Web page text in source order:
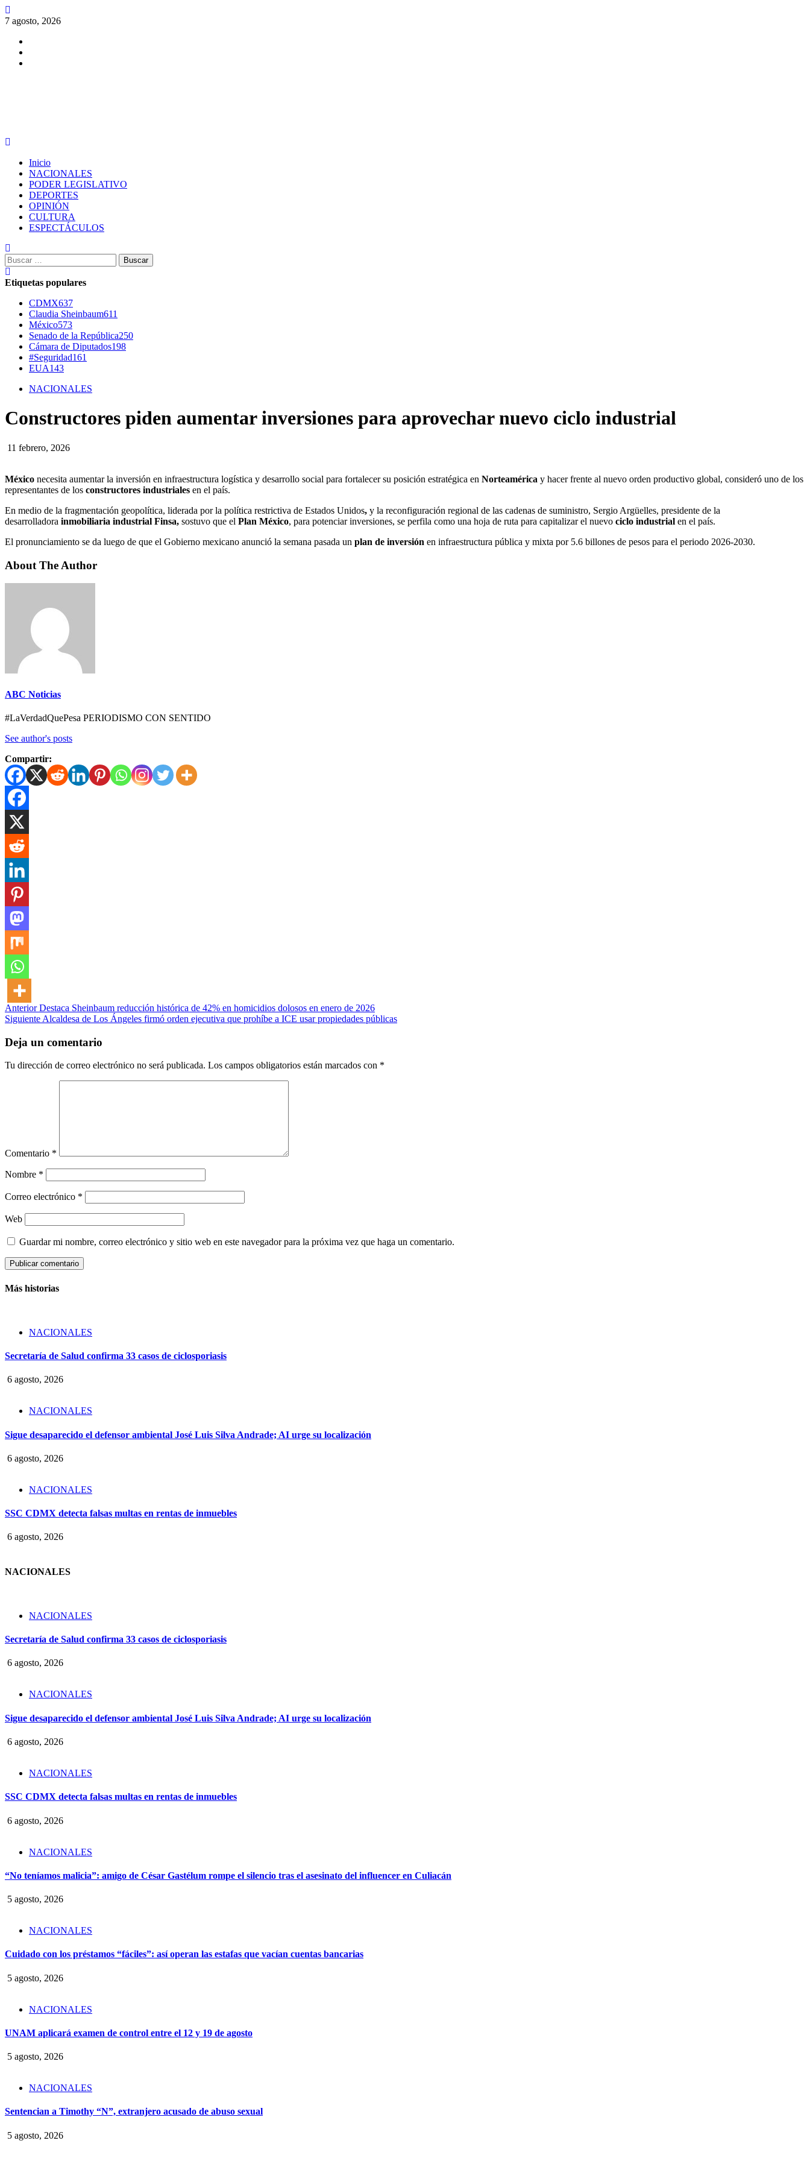
Saltar
al
7 agosto, 2026
Inicio
NACIONALES
PODER LEGISLATIVO
DEPORTES
OPINIÓN
CULTURA
ESPECTÁCULOS
Buscar:
Etiquetas populares
CDMX637
Claudia Sheinbaum611
México573
Senado de la República250
Cámara de Diputados198
#Seguridad161
EUA143
NACIONALES
Constructores piden aumentar inversiones para aprovechar nuevo ciclo industrial
11 febrero, 2026
México necesita aumentar la inversión en infraestructura logística y desarrollo social para fortalecer su posición estratégica en Norteamérica y hacer frente al nuevo orden productivo global, consideró uno de los
representantes de los constructores industriales en el país.
En medio de la fragmentación geopolítica, liderada por la política restrictiva de Estados Unidos, y la reconfiguración regional de las cadenas de suministro, Sergio Argüelles, presidente de la
desarrolladora inmobiliaria industrial Finsa, sostuvo que el Plan México, para potenciar inversiones, se perfila como una hoja de ruta para capitalizar el nuevo ciclo industrial en el país.
El pronunciamiento se da luego de que el Gobierno mexicano anunció la semana pasada un plan de inversión en infraestructura pública y mixta por 5.6 billones de pesos para el periodo 2026-2030.
About The Author
ABC Noticias
#LaVerdadQuePesa PERIODISMO CON SENTIDO
See author's posts
Compartir:
Post
navigation
AnteriorDestaca Sheinbaum reducción histórica de 42% en homicidios dolosos en enero de 2026
Siguiente Alcaldesa de Los Ángeles firmó orden ejecutiva que prohíbe a ICE usar propiedades públicas
Deja un comentario
Tu dirección de correo electrónico no será publicada. Los campos obligatorios están marcados con *
Comentario *
Nombre *
Correo electrónico *
Web
Guardar mi nombre, correo electrónico y sitio web en este navegador para la próxima vez que haga un comentario.
Más historias
NACIONALES
Secretaría de Salud confirma 33 casos de ciclosporiasis
6 agosto, 2026
NACIONALES
Sigue desaparecido el defensor ambiental José Luis Silva Andrade; AI urge su localización
6 agosto, 2026
NACIONALES
SSC CDMX detecta falsas multas en rentas de inmuebles
6 agosto, 2026
NACIONALES
NACIONALES
Secretaría de Salud confirma 33 casos de ciclosporiasis
6 agosto, 2026
NACIONALES
Sigue desaparecido el defensor ambiental José Luis Silva Andrade; AI urge su localización
6 agosto, 2026
NACIONALES
SSC CDMX detecta falsas multas en rentas de inmuebles
6 agosto, 2026
NACIONALES
“No teníamos malicia”: amigo de César Gastélum rompe el silencio tras el asesinato del influencer en Culiacán
5 agosto, 2026
NACIONALES
Cuidado con los préstamos “fáciles”: así operan las estafas que vacían cuentas bancarias
5 agosto, 2026
NACIONALES
UNAM aplicará examen de control entre el 12 y 19 de agosto
5 agosto, 2026
NACIONALES
Sentencian a Timothy “N”, extranjero acusado de abuso sexual
5 agosto, 2026